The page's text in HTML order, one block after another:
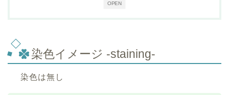
OPEN
染色イメージ -staining-
染色は無し